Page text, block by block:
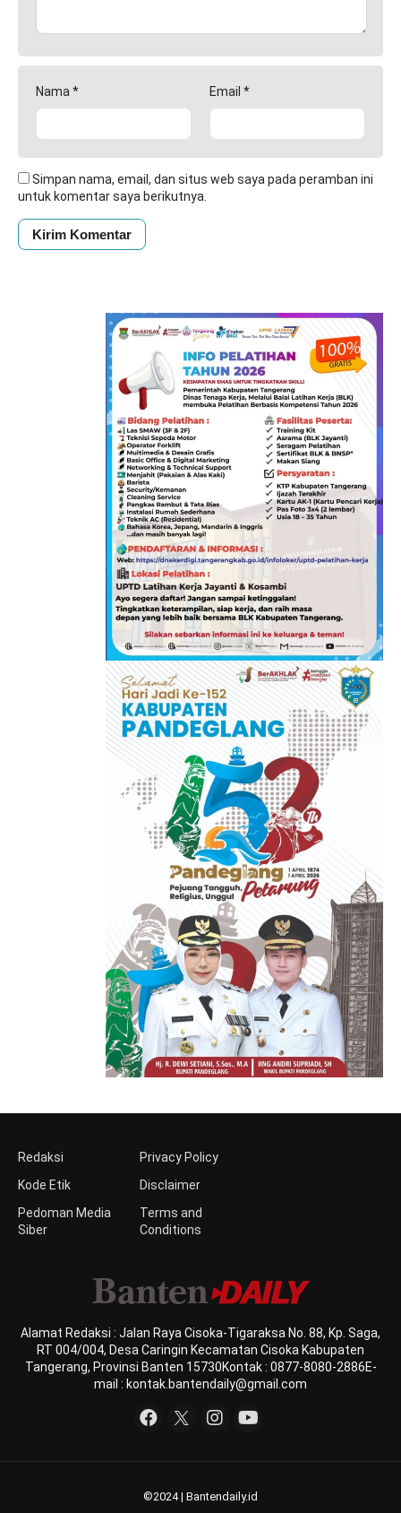
Nama * Email *
Simpan nama, email, dan situs web saya pada peramban ini
untuk komentar saya berikutnya.
Redaksi
Kode Etik
Pedoman Media
Siber
Privacy Policy
Disclaimer
Terms and
Conditions
Alamat Redaksi : Jalan Raya Cisoka-Tigaraksa No. 88, Kp. Saga,
RT 004/004, Desa Caringin Kecamatan Cisoka Kabupaten
Tangerang, Provinsi Banten 15730Kontak : 0877-8080-2886E-
mail : kontak.bantendaily@gmail.com
©2024 | Bantendaily.id